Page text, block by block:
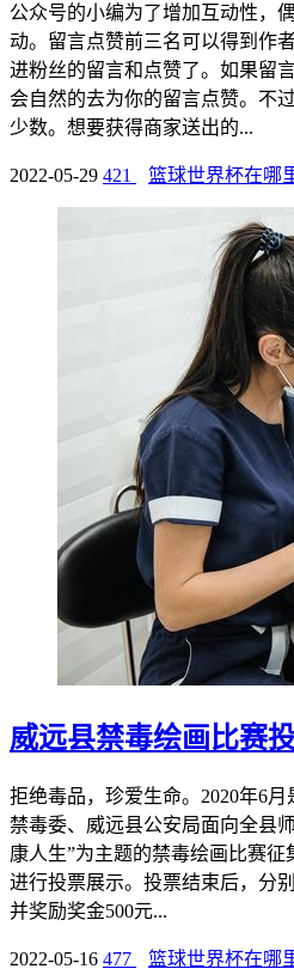
公众号的小编为了增加互动性，
动。留言点赞前三名可以得到作
进粉丝的留言和点赞了。如果留
会自然的去为你的留言点赞。不
少数。想要获得商家送出的...
2022-05-29 421 篮球世界杯在哪
威远县禁毒绘画比赛
拒绝毒品，珍爱生命。2020年6
禁毒委、威远县公安局面向全县
康人生”为主题的禁毒绘画比赛征
进行投票展示。投票结束后，分
并奖励奖金500元...
2022-05-16 477 篮球世界杯在哪